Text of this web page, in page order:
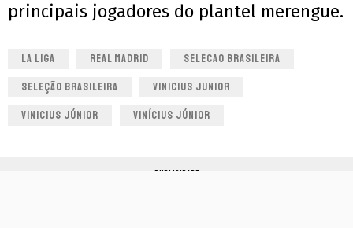
principais jogadores do plantel merengue.
LA LIGA REAL MADRID SELECAO BRASILEIRA
SELEÇÃO BRASILEIRA VINICIUS JUNIOR
VINICIUS JÚNIOR VINÍCIUS JÚNIOR
PUBLICIDADE